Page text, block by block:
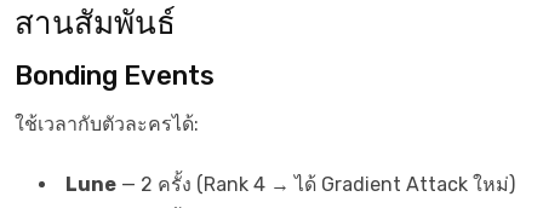
สานสัมพันธ์
Bonding Events
ใช้เวลากับตัวละครได้:
Lune — 2 ครั้ง (Rank 4 → ได้ Gradient Attack ใหม่)